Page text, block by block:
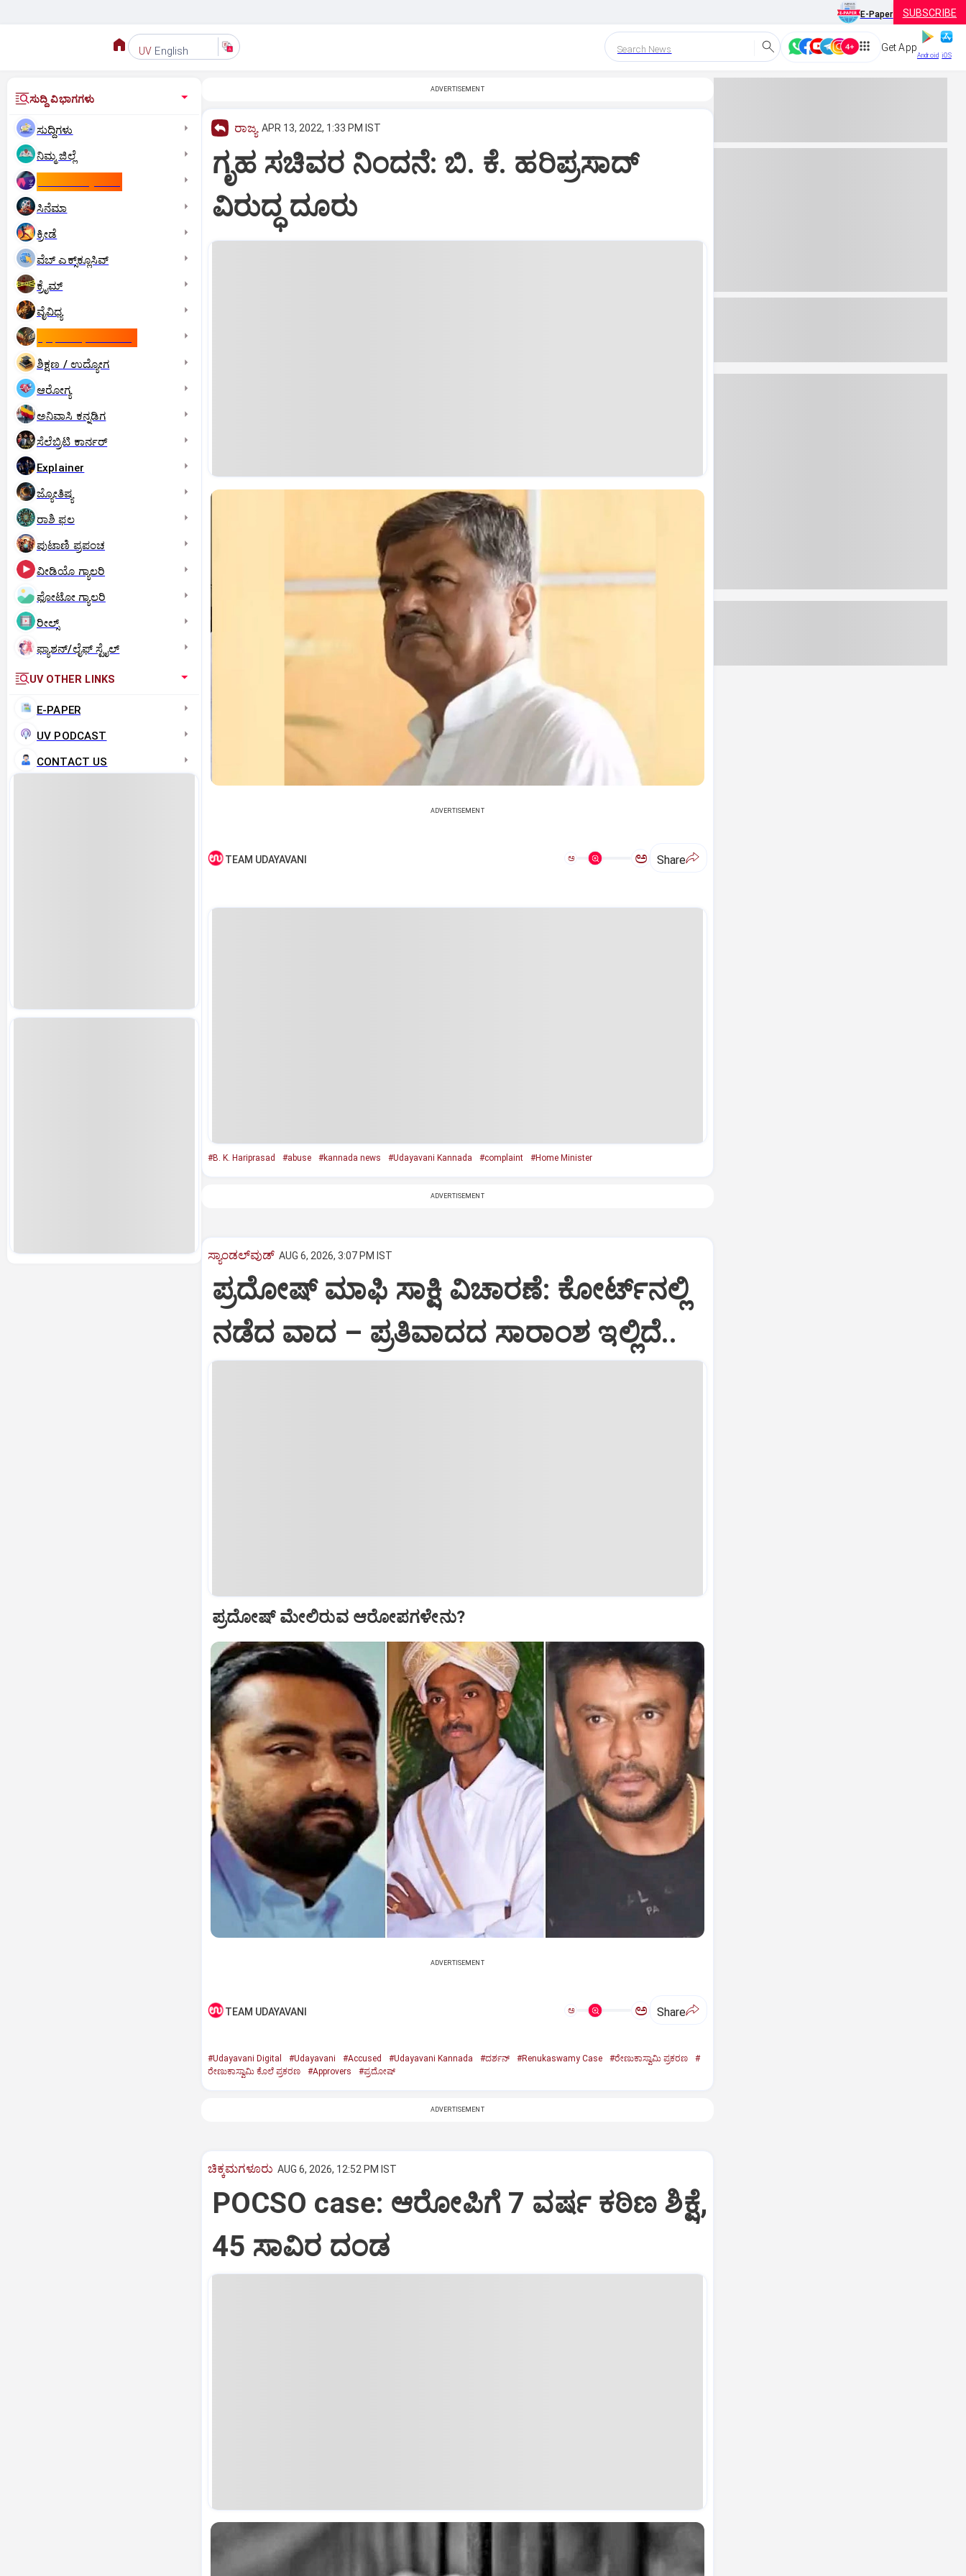
E-Paper SUBSCRIBE
UV English Search News Get App
Android iOS
ಸುದ್ದಿ ವಿಭಾಗಗಳು
ಸುದ್ದಿಗಳು
ನಿಮ್ಮ ಜಿಲ್ಲೆ
ಸಿನೆಮಾ
ಕ್ರೀಡೆ
ವೆಬ್ ಎಕ್ಸ್‌ಕ್ಲೂಸಿವ್
ಕ್ರೈಮ್
ವೈವಿಧ್ಯ
ಶಿಕ್ಷಣ / ಉದ್ಯೋಗ
ಆರೋಗ್ಯ
ಅನಿವಾಸಿ ಕನ್ನಡಿಗ
ಸೆಲೆಬ್ರಿಟಿ ಕಾರ್ನರ್‌
Explainer
ಜ್ಯೋತಿಷ್ಯ
ರಾಶಿ ಫಲ
ಪುಟಾಣಿ ಪ್ರಪಂಚ
ವೀಡಿಯೊ ಗ್ಯಾಲರಿ
ಫೋಟೋ ಗ್ಯಾಲರಿ
ರೀಲ್ಸ್
ಫ್ಯಾಶನ್/ಲೈಫ್‌ ಸ್ಟೈಲ್
UV OTHER LINKS
E-PAPER
UV PODCAST
CONTACT US
ADVERTISEMENT
ರಾಜ್ಯ APR 13, 2022, 1:33 PM IST
ಗೃಹ ಸಚಿವರ ನಿಂದನೆ: ಬಿ. ಕೆ. ಹರಿಪ್ರಸಾದ್
ವಿರುದ್ಧ ದೂರು
ADVERTISEMENT
TEAM UDAYAVANI ಅ ಅ Share
#B. K. Hariprasad #abuse #kannada news #Udayavani Kannada #complaint #Home Minister
ADVERTISEMENT
ಸ್ಯಾಂಡಲ್‌ವುಡ್‌ AUG 6, 2026, 3:07 PM IST
ಪ್ರದೋಷ್ ಮಾಫಿ ಸಾಕ್ಷಿ ವಿಚಾರಣೆ: ಕೋರ್ಟ್‌ನಲ್ಲಿ
ನಡೆದ ವಾದ – ಪ್ರತಿವಾದದ ಸಾರಾಂಶ ಇಲ್ಲಿದೆ..
ಪ್ರದೋಷ್‌ ಮೇಲಿರುವ ಆರೋಪಗಳೇನು?
ADVERTISEMENT
TEAM UDAYAVANI ಅ ಅ Share
#Udayavani Digital #Udayavani #Accused #Udayavani Kannada #ದರ್ಶನ್‌ #Renukaswamy Case #ರೇಣುಕಾಸ್ವಾಮಿ ಪ್ರಕರಣ
#
ರೇಣುಕಾಸ್ವಾಮಿ ಕೊಲೆ ಪ್ರಕರಣ
#Approvers #ಪ್ರದೋಷ್‌
ADVERTISEMENT
ಚಿಕ್ಕಮಗಳೂರು AUG 6, 2026, 12:52 PM IST
POCSO case: ಆರೋಪಿಗೆ 7 ವರ್ಷ ಕಠಿಣ ಶಿಕ್ಷೆ,
45 ಸಾವಿರ ದಂಡ